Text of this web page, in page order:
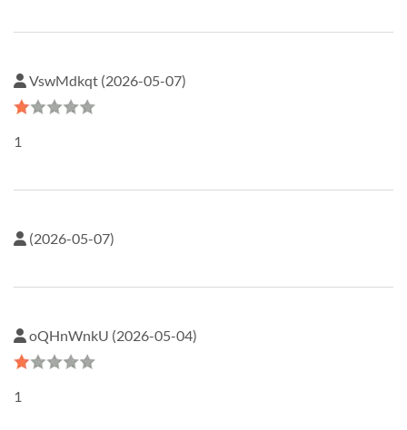
VswMdkqt (2026-05-07)
1
(2026-05-07)
oQHnWnkU (2026-05-04)
1